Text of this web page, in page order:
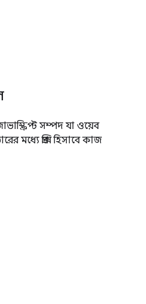
সম্পদ যা ওয়েব
মধ্যে প্রক্সি হিসাবে কাজ